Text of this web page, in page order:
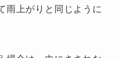
雨上がりと同じように